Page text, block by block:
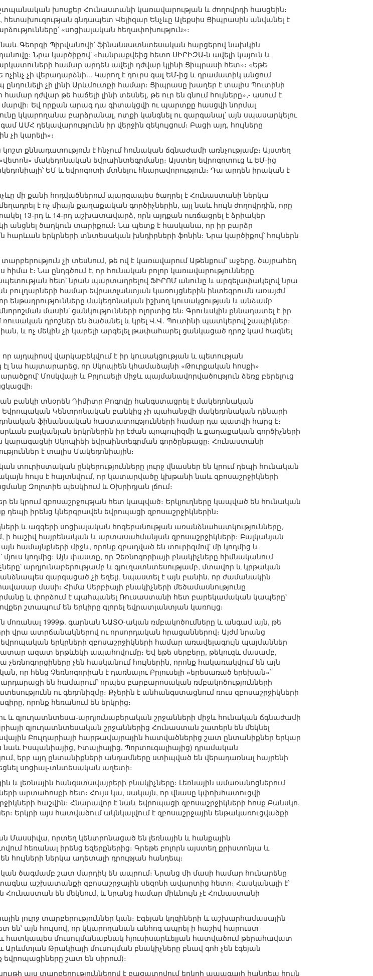
խոսքեր Հունաստանի կառավարության և ժողովրդի հասցեին։
գնդապետ Վելիզար Ենչևը Ալեքսիս Ցիպրասին անվանել է
«սոցիալական հեղափոխություն»։
Գեորգի Պիրվանովի՝ ֆինանսատնտեսական հարցերով նախկին
Նրա կարծիքով՝ «հանրաքվեից հետո ՍԻՐԻԶԱ-ն ավելի կայուն և
համար արդեն ավելի դժվար կլինի Ցիպրասի հետ»։ «Եթե
չի վերադարձնի... Կարող է դուրս գալ ԵՄ-ից և դրամատիկ անցում
ընդունելի չի լինի Արևմուտքի համար։ Ցիպրասը խաղեր է տալիս Պուտինի
դժվար թե հաճելի լինի տեսնել, թե ուր են գնում հույները»,- ասում է
Եվ որքան արագ դա գիտակցվի ու պարտքը հասցվի նորմալ
կկարողանա բարձրանալ, ոտքի կանգնել ու զարգանալ՝ այն սպասարկելու
ԱՄՀ ղեկավարությունն իր վերջին զեկույցում։ Բացի այդ, հույները
չի կարելի»։
քննադատություն է հնչում հունական ճգնաժամի առնչությամբ։ Այստեղ
մակեդոնական եվրաինտեգրմանը։ Այստեղ եվրոգոտուց և ԵՄ-ից
ԵՄ և եվրոգոտի մտնելու հնարավորություն։ Դա արդեն իրական է
մի քանի հոդվածներում պարզապես ծաղրել է Հունաստանի ներկա
է ոչ միայն քաղաքական գործիչներին, այլ նաև հույն ժողովրդին, որը
13-րդ և 14-րդ աշխատավարձ, որն այդքան ուռճացրել է ձրիակեր
անցնել ծաղկուն տարիքում։ Նա պետք է հասկանա, որ իր բարձր
երկրների տնտեսական խնդիրների ֆոնին։ Նրա կարծիքով՝ հույներն
չի տեսնում, թե ով է կառավարում Աթենքում՝ աջերը, ծայրահեղ
է։ Նա ընդգծում է, որ հունական բոլոր կառավարությունները
հետ՝ նրան պարտադրելով ՖԻՐՈՄ անունը և արգելափակելով նրա
բուլղարների համար եվրատլանտյան կառույցներին ինտեգրումն առայժմ
ենթադրությունները մակեդոնական իշխող կուսակցության և անձամբ
մասին՝ ցանկությունների ոլորտից են։ Գրուևսկին քննադատել է իր
դրոշներ են ծածանել և կրել Վ.Վ. Պուտինի պատկերով շապիկներ։
և ոչ մեկին չի կարելի արգելել թափահարել ցանկացած դրոշ կամ հագնել
այդպիոսվ վարկաբեկվում է իր կուսակցության և պետության
նա հայտարարեց, որ Սկոպիեն կհամաձայնի «Թուրքական հոսքի»
Մոսկվայի և Բրյուսելի միջև պայմանավորվածություն ձեռք բերելուց
բանկի տնօրեն Դիմիտր Բոգովը հանգստացրել է մակեդոնական
Եվրոպական Կենտրոնական բանկից չի պահանջվի մակեդոնական դենարի
ֆինանսական հաստատությունների համար դա պատվի հարց է։
բալկանյան երկրներին իր էժան պոպուլիզմի և քաղաքական գործիչների
Սկոպիեի եվրաինտեգրման գործընթացը։ Հունաստանի
է տալիս Մակեդոնիային։
տուրիստական ընկերությունները լուրջ վնասներ են կրում դեպի հունական
հույս է հայտնվում, որ կատարվածը կխթանի նաև զբոսաշրջիկների
Զոլոտիե պեսկիում և Օխրիդյան լճում։
են կրում զբոսաշրջության հետ կապված։ Երկյուղները կապված են հունական
իրենց կներգրավեն եվրոպացի զբոսաշրջիկներին։
և ազգերի սոցիալական հոգեբանության առանձնահատկությունները,
ի հաշիվ հայրենական և արտասահմանյան զբոսաշրջիկների։ Բալկանյան
համայնքների միջև, որոնք զբաղված են տուրիզմով՝ մի կողմից և
մյուս կողմից։ Այն փաստը, որ Չեռնոգորիայի բնակիչները հիմնականում
արդյունաբերությամբ և գյուղատնտեսությամբ, մտավոր և կրթական
զարգացած չի եղել), նպաստել է այն բանին, որ ժամանակին
մասի։ Հիմա Սերբիայի բնակիչների մեծամասնությունը
և փորձում է պահպանել Ռուսաստանի հետ բարեկամական կապերը՝
շտապում են երկիրը գլորել եվրատլանտյան կառույց։
մոռանալ 1999թ. գարնան ՆԱՏՕ-ական ռմբակոծումները և անգամ այն, թե
վրա ատրճանակներով ու որսորդական հրացաններով։ Այժմ նրանց
երկրների զբոսաշրջիկների համար առավելագույն պայմաններ
ազատ երթևեկի ապահովումը։ Եվ եթե սերբերը, թեկուզև մասամբ,
չեռնոգորցիները չեն հասկանում հույներին, որոնք հակառակվում են այն
որ հենց Չեռնոգորիան է դառնալու Բրյուսելի «երեսառած երեխան»՝
են համարում՝ որպես բարբարոսական ռմբակոծությունների
ու գեդոնիզմը։ Քչերին է անհանգստացնում ռուս զբոսաշրջիկների
որոնք հեռանում են երկրից։
և գյուղատնտեսա-արդյունաբերական շրջանների միջև հունական ճգնաժամի
գյուղատնտեսական շրջաններից Հունաստան շատերն են մեկնել
Բուլղարիայի հարթավայրային հատվածներից շատ ընտանիքներ երկար
Իսպանիայից, Իտալիայից, Պորտուգալիայից) դրամական
երբ այդ ընտանիքների անդամները ստիպված են վերադառնալ հայրենի
սոցիալ-տնտեսական աղետի։
և լեռնային հանգստավայրերի բնակիչները։ Լեռնային ամառանոցներում
արտահոսքի հետ։ Հույս կա, սակայն, որ վնասը կփոխհատուցվի
հաշվին։ Հնարավոր է նաև եվրոպացի զբոսաշրջիկների հոսք Բանսկո,
Երկրի այս հատվածում ակնկալվում է զբոսաշրջային ենթակառուցվածքի
Մասսիվա, որտեղ կենտրոնացած են լեռնային և հանքային
հեռանալ իրենց եզերքներից։ Գրեթե բոլորն այստեղ քրիստոնյա և
հույների ներկա աղետալի դրության հանդեպ։
ծագմամբ շատ մարդիկ են ապրում։ Նրանց մի մասի համար հունարենը
աշխատանքի զբոսաշրջային սեզոնի ավարտից հետո։ Հասկանալի է՝
են մեկնում, և նրանց համար միևնույն չէ Հունաստանի
լուրջ տարբերություններ կան։ Էգեյան կղզիների և աշխարհամասային
այն հույսով, որ կկարողանան անհոգ ապրել ի հաշիվ հարուստ
և հատկապես մուսուլմանաբնակ հյուսիսարևելյան հատվածում թերահավատ
Թրակիայի մուսուլման բնակիչները բնավ գոհ չեն էգեյան
շատ են սիրում)։
այս տարբերություններով է բացատրվում երկրի ապագայի հանդեպ հույն